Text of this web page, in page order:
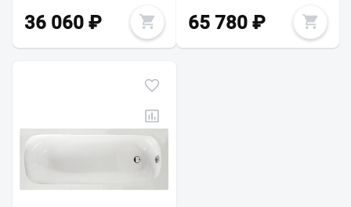
36 060 ₽ 65 780₽